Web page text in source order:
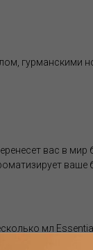
гурманскими
вас в
ваше
мл
даже